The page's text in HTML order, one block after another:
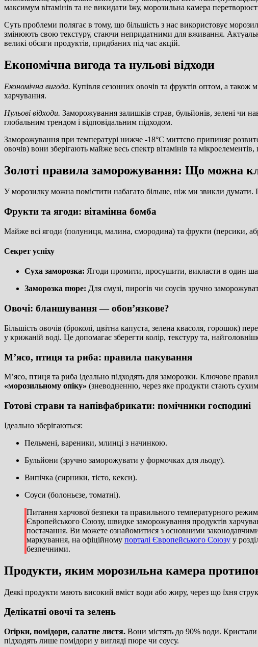
максимум вітамінів та не викидати їжу, морозильна камера
Суть проблеми полягає в тому, що більшість з нас використовує
змінюють свою текстуру, стаючи непридатними для вживання.
великі обсяги продуктів, придбаних під час акцій.
Економічна вигода та нульові відходи
Економічна вигода. Купівля сезонних овочів та фруктів оптом, а
харчування.
Нульові відходи. Заморожування залишків страв, бульйонів, зелені чи
глобальним трендом і відповідальним підходом.
Заморожування при температурі нижче -18°C миттєво припиняє
овочів) вони зберігають майже весь спектр вітамінів та
Золоті правила заморожування: Що можна
У морозилку можна помістити набагато більше, ніж ми звикли думати.
Фрукти та ягоди: вітамінна бомба
Майже всі ягоди (полуниця, малина, смородина) та фрукти (персики,
Секрет успіху
Суха заморозка: Ягоди промити, просушити, викласти в один
Заморозка пюре: Для смузі, пирогів чи соусів зручно
Овочі: бланшування — обов’язкове?
Більшість овочів (броколі, цвітна капуста, зелена квасоля, горошок)
у крижаній воді. Це допомагає зберегти колір, текстуру та,
М’ясо, птиця та риба: правила пакування
М’ясо, птиця та риба ідеально підходять для заморозки. Ключове
«морозильному опіку» (зневодненню, через яке продукти стають
Готові страви та напівфабрикати: помічники господині
Ідеально зберігаються:
Пельмені, вареники, млинці з начинкою.
Бульйони (зручно заморожувати у формочках для льоду).
Випічка (сирники, тісто, кекси).
Соуси (болоньєзе, томатні).
Питання харчової безпеки та правильного температурного
Європейського Союзу, швидке заморожування продуктів
постачання. Ви можете ознайомитися з основними
маркування, на офіційному порталі Європейського Союзу у
безпечними.
Продукти, яким морозильна камера
Деякі продукти мають високий вміст води або жиру, через що їхня
Делікатні овочі та зелень
Огірки, помідори, салатне листя. Вони містять до 90% води.
підходять лише помідори у вигляді пюре чи соусу.